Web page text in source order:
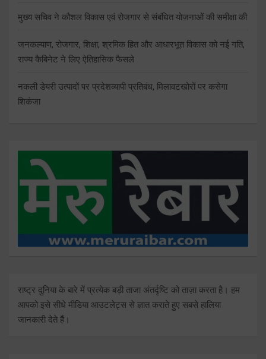
मुख्य सचिव ने कौशल विकास एवं रोजगार से संबंधित योजनाओं की समीक्षा की
जनकल्याण, रोजगार, शिक्षा, श्रमिक हित और आधारभूत विकास को नई गति,
राज्य कैबिनेट ने लिए ऐतिहासिक फैसले
नकली डेयरी उत्पादों पर प्रदेशव्यापी प्रतिबंध, मिलावटखोरों पर कसेगा
शिकंजा
राष्ट्र दुनिया के बारे में प्रत्येक बड़ी ताजा अंतर्दृष्टि को ताज़ा करता है। हम
आपको इसे सीधे मीडिया आउटलेट्स से ज्ञात कराते हुए सबसे हालिया
जानकारी देते हैं।